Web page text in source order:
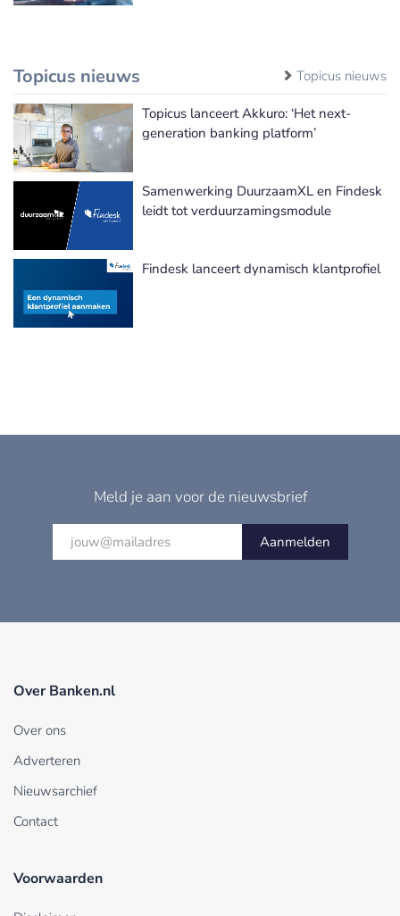
Topicus nieuws Topicus nieuws
Topicus lanceert Akkuro: ‘Het next-
generation banking platform’
Samenwerking DuurzaamXL en Findesk
leidt tot verduurzamingsmodule
Findesk lanceert dynamisch klantprofiel
Meld je aan voor de nieuwsbrief
Aanmelden
Over Banken.nl
Over ons
Adverteren
Nieuwsarchief
Contact
Voorwaarden